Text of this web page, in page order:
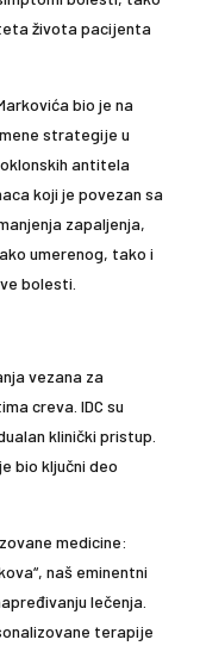
života pacijenta
bio je na
strategije u
antitela
koji je povezan sa
zapaljenja,
umerenog, tako i
bolesti.
vezana za
creva. IDC su
klinički pristup.
bio ključni deo
medicine:
naš eminentni
lečenja.
terapije